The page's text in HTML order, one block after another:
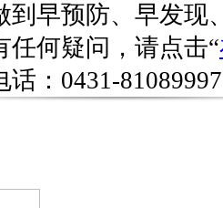
到早预防、早发现
任何疑问，请点击“
： 0431-81089997